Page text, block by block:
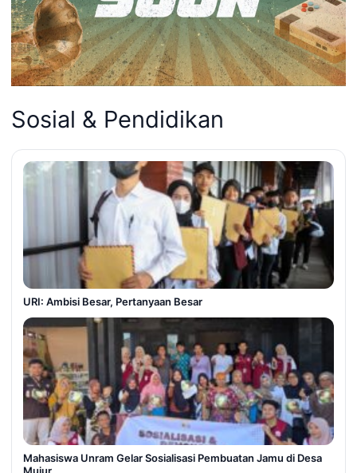
Sosial & Pendidikan
URI: Ambisi Besar, Pertanyaan Besar
Mahasiswa Unram Gelar Sosialisasi Pembuatan Jamu di Desa